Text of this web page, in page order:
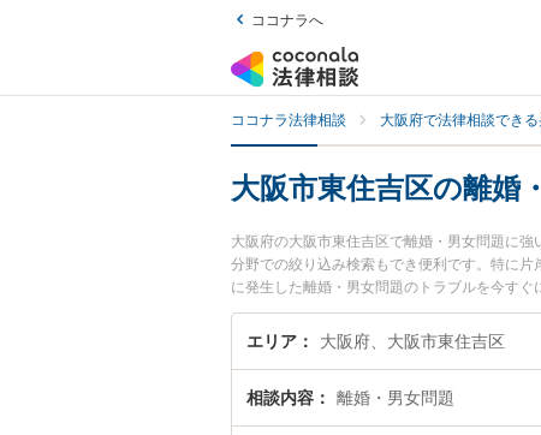
ココナラへ
ココナラ法律相談 大阪府で法律相談でき
大阪市東住吉区の離婚
大阪府の大阪市東住吉区で離婚・男女問題に
分野での絞り込み検索もでき便利です。特に
に発生した離婚・男女問題のトラブルを今す
題を法律相談できる大阪市東住吉区内の弁護
エリア 大阪府、大阪市東住吉区
相談内容 離婚・男女問題